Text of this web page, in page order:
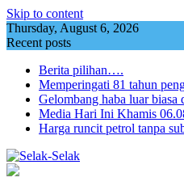
Skip to content
Thursday, August 6, 2026
Recent posts
Berita pilihan….
Memperingati 81 tahun
Gelombang haba luar biasa
Media Hari Ini Khamis
Harga runcit petrol tanpa